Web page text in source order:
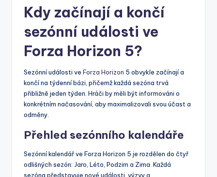
Kdy začínají a končí
sezónní události ve
Forza Horizon 5?
Sezónní události ve Forza Horizon 5 obvykle začínají a
končí na týdenní bázi, přičemž každá sezóna trvá
přibližně jeden týden. Hráči by měli být informováni o
konkrétním načasování, aby maximalizovali svou účast a
odměny.
Přehled sezónního kalendáře
Sezónní kalendář ve Forza Horizon 5 je rozdělen do čtyř
odlišných sezón: Jaro, Léto, Podzim a Zima. Každá
sezóna představuje nové události, výzvy a